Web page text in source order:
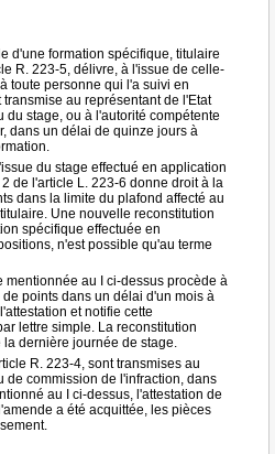
d'une formation spécifique, titulaire
R. 223-5, délivre, à l'issue de celle-
toute personne qui l'a suivi en
au représentant de l'Etat
du stage, ou à l'autorité compétente
dans un délai de quinze jours à
du stage effectué en application
de l'article L. 223-6 donne droit à la
dans la limite du plafond affecté au
Une nouvelle reconstitution
spécifique effectuée en
n'est possible qu'au terme
mentionnée au I ci-dessus procède à
points dans un délai d'un mois à
et notifie cette
lettre simple. La reconstitution
dernière journée de stage.
R. 223-4, sont transmises au
de commission de l'infraction, dans
au I ci-dessus, l'attestation de
a été acquittée, les pièces